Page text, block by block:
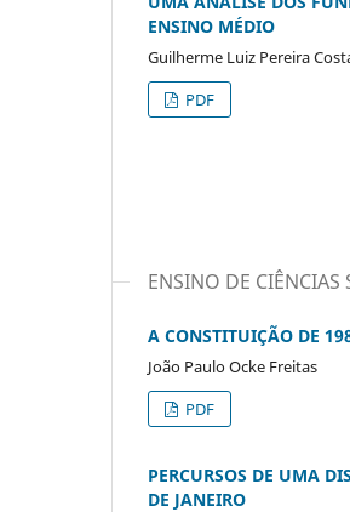
ENSINO MÉDIO
Guilherme Luiz Pereira
PDF
ENSINO DE CIÊNCIAS
A CONSTITUIÇÃO DE
João Paulo Ocke Freitas
PDF
PERCURSOS DE UMA
DE JANEIRO